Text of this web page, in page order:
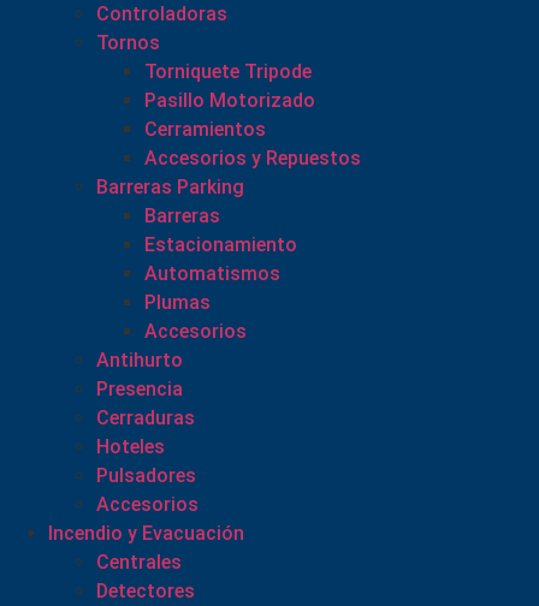
Controladoras
Tornos
Torniquete Tripode
Pasillo Motorizado
Cerramientos
Accesorios y Repuestos
Barreras Parking
Barreras
Estacionamiento
Automatismos
Plumas
Accesorios
Antihurto
Presencia
Cerraduras
Hoteles
Pulsadores
Accesorios
Incendio y Evacuación
Centrales
Detectores